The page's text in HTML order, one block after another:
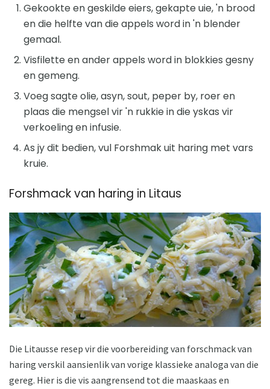
Gekookte en geskilde eiers, gekapte uie, 'n brood
en die helfte van die appels word in 'n blender
gemaal.
Visfilette en ander appels word in blokkies gesny
en gemeng.
Voeg sagte olie, asyn, sout, peper by, roer en
plaas die mengsel vir 'n rukkie in die yskas vir
verkoeling en infusie.
As jy dit bedien, vul Forshmak uit haring met vars
kruie.
Forshmack van haring in Litaus
Die Litausse resep vir die voorbereiding van forschmack van
haring verskil aansienlik van vorige klassieke analoga van die
gereg. Hier is die vis aangrensend tot die maaskaas en